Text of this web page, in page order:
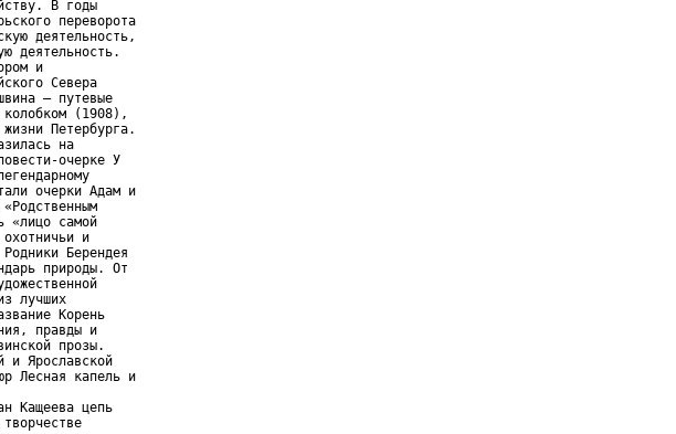
В годы
переворота
деятельность,
деятельность.
и
Севера
– путевые
(1908),
Петербурга.
на
очерке У
очерки Адам и
«лицо самой
и
Берендея
природы. От
лучших
Корень
правды и
прозы.
и Ярославской
Лесная капель и
Кащеева цепь